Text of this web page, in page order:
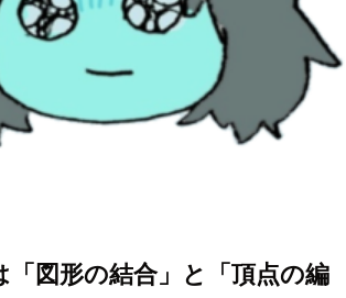
「図形の結合」と「頂点の編